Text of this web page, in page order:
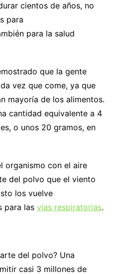
cientos de años, no
para
para la salud
que la gente
vez que come, ya que
mayoría de los alimentos.
cantidad equivalente a 4
o unos 20 gramos, en
organismo con el aire
del polvo que el viento
los vuelve
para las vías respiratorias.
del polvo? Una
casi 3 millones de